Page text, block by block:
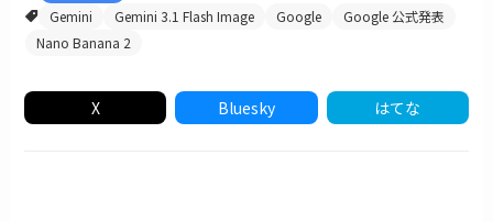
Gemini
Gemini 3.1 Flash Image Google
Google 公式発表
Nano Banana 2
X Bluesky はてな